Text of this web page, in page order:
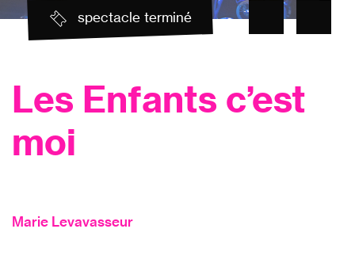
spectacle terminé
Les Enfants c’est
moi
Marie Levavasseur